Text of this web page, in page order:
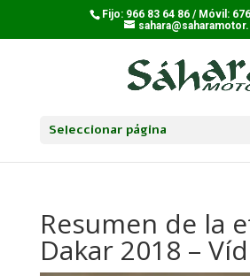
Fijo: 966 83 64 86 / Móvil:
Seleccionar página
Resumen de la
Dakar 2018 –